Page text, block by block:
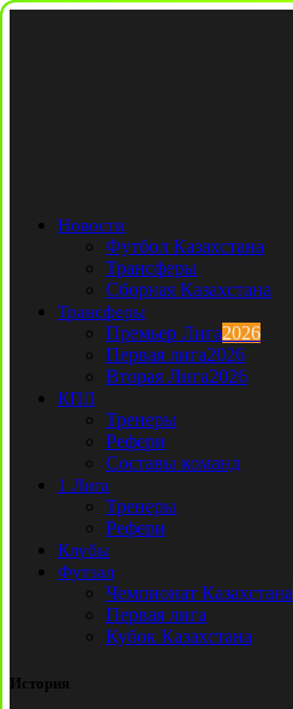
Новости
Футбол Казахстана
Трансферы
Сборная Казахстана
Трансферы
Премьер Лига2026
Первая лига2026
Вторая Лига2026
КПЛ
Тренеры
Рефери
Составы команд
1 Лига
Тренеры
Рефери
Клубы
Футзал
Чемпионат Казахстана
Первая лига
Кубок Казахстана
История